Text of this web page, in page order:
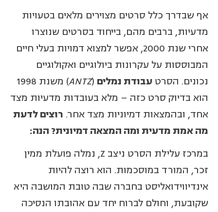
אף שבדרך כלל סרטים מצוירים מלאים בטעויות
מדעיות, ברבים מהם, בייחוד בסרטים שנוצרו
אחרי שנת 2000, אפשר למצוא דמויות בעלי חיים
המבוססות על עקרונות ביולוגיים ואקולוגיים
נכונים. הסרט עבודת נמלים (
ANTZ
) משנת 1998
הוא בדיוק סרט כזה – מלא בעובדות מדעיות מצד
אחד, ובהמצאות דמיוניות מצד אחר. רוצים לדעת
מה אמת מדעית ומה המצאה דמיונית? הנה:
במרכז עלילת הסרט ניצב Z, נמלה פועלת ממין
זכר, המורד במוסכמות. הוא רוצה להיות
אינדיווידואליסט בחברה שבה טובת המושבה היא
שקובעת, וחולם לברוח יחד עם אהובתו הנסיכה